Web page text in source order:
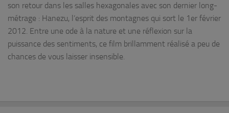
son retour dans les salles hexagonales avec son dernier long-
métrage : Hanezu, l’esprit des montagnes qui sort le 1er février
2012. Entre une ode à la nature et une réflexion sur la
puissance des sentiments, ce film brillamment réalisé a peu de
chances de vous laisser insensible.